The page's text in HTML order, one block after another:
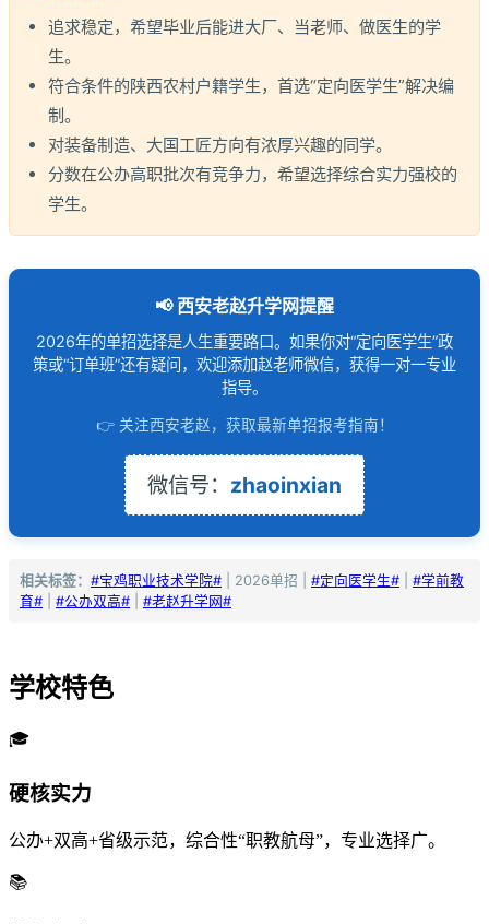
追求稳定，希望毕业后能进大厂、当老师、做医生的学
生。
符合条件的陕西农村户籍学生，首选“定向医学生”解决编
制。
对装备制造、大国工匠方向有浓厚兴趣的同学。
分数在公办高职批次有竞争力，希望选择综合实力强校的
学生。
📢 西安老赵升学网提醒
2026年的单招选择是人生重要路口。如果你对“定向医学生”政
策或“订单班”还有疑问，欢迎添加赵老师微信，获得一对一专业
指导。
👉 关注西安老赵，获取最新单招报考指南！
微信号： zhaoinxian
相关标签： #宝鸡职业技术学院# | 2026单招 | #定向医学生#
#学前教
育#
#公办双高# #老赵升学网#
学校特色
🎓
硬核实力
公办+双高+省级示范，综合性“职教航母”，专业选择广。
📚